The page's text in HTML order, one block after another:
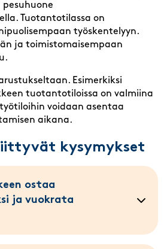
Tuotantotilassa on
työskentelyyn.
ja toimistomaisempaan
Esimerkiksi
tuotantotiloissa on valmiina
voidaan asentaa
aikana.
kysymykset
ostaa
ja vuokrata